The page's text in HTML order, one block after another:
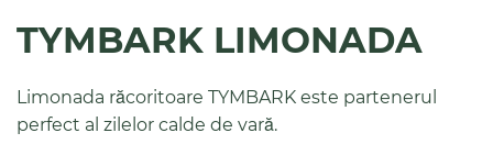
TYMBARK LIMONADA
Limonada răcoritoare TYMBARK este partenerul
perfect al zilelor calde de vară.